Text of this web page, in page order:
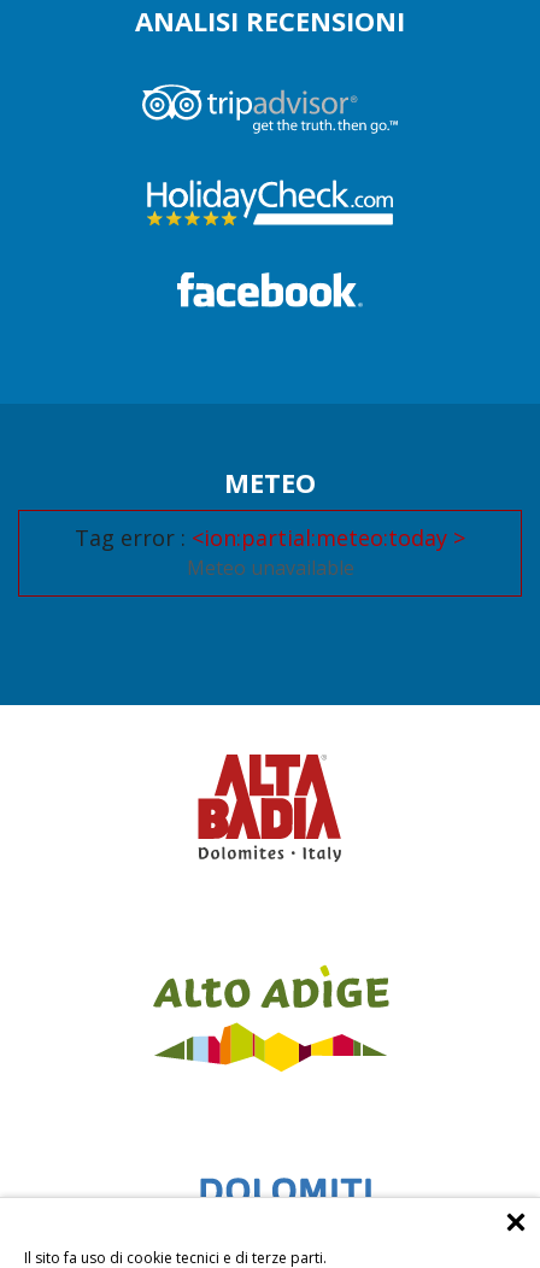
Il sito fa uso di cookie tecnici e di terze parti.
ANALISI RECENSIONI
METEO
Tag error : <ion:partial:meteo:today >
Meteo unavailable